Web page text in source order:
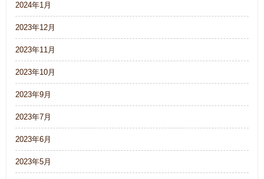
2024年1月
2023年12月
2023年11月
2023年10月
2023年9月
2023年7月
2023年6月
2023年5月